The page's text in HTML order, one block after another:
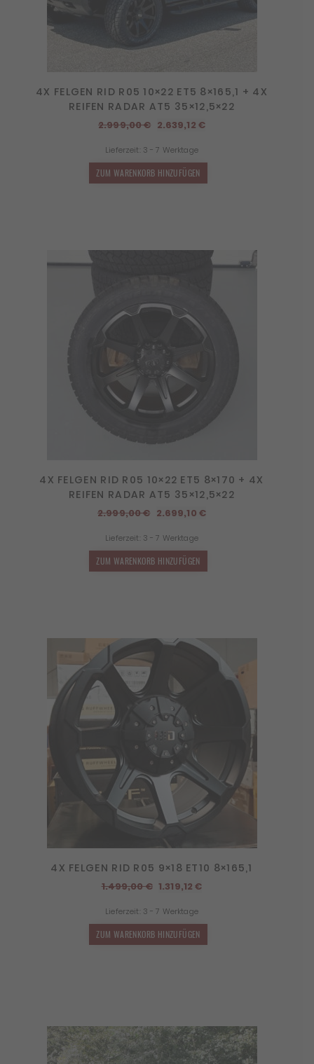
4X FELGEN RID R05 10×22 ET5 8×165,1 + 4X
REIFEN RADAR AT5 35×12,5×22
2.999,00€ Ursprünglicher
war:
2.999,00 €
2.639,12 €Aktueller
Lieferzeit: 3 - 7 Werktage
ZUM WARENKORB HINZUFÜGEN
4X FELGEN RID R05 10×22 ET5 8×170 + 4X
REIFEN RADAR AT5 35×12,5×22
2.999,00€ Ursprünglicher
war:
2.999,00 €
2.699,10 €Aktueller
Lieferzeit: 3 - 7 Werktage
ZUM WARENKORB HINZUFÜGEN
4X FELGEN RID R05 9×18 ET10 8×165,1
1.499,00€ Ursprünglicher
war:
1.499,00 €
1.319,12€Aktueller
Lieferzeit: 3 - 7 Werktage
ZUM WARENKORB HINZUFÜGEN